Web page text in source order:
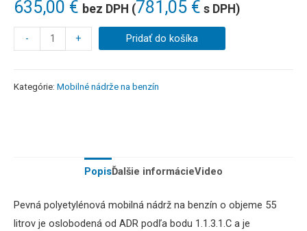
635,00 € bez DPH (781,05 € s DPH)
- + Pridať do košíka
Kategórie: Mobilné nádrže na benzín
PopisĎalšie informácieVideo
Pevná polyetylénová mobilná nádrž na benzín o objeme 55
litrov je oslobodená od ADR podľa bodu 1.1.3.1.C a je